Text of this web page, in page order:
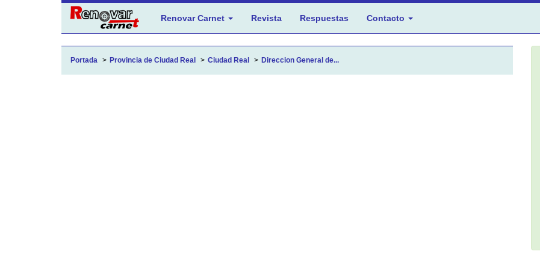
Renovar Carnet Revista Respuestas Contacto
Portada Provincia de Ciudad Real Ciudad Real Direccion General de...